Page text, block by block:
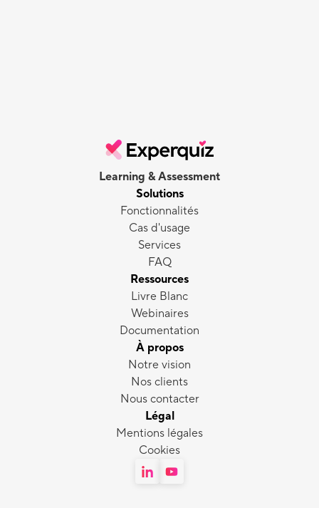
Learning & Assessment
Solutions
Fonctionnalités
Cas d'usage
Services
FAQ
Ressources
Livre Blanc
Webinaires
Documentation
À propos
Notre vision
Nos clients
Nous contacter
Légal
Mentions légales
Cookies